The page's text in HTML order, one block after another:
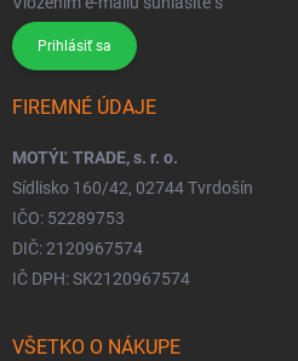
Prihlásiť sa
FIREMNÉ ÚDAJE
MOTÝĽ TRADE, s. r. o.
Sídlisko 160/42, 02744 Tvrdošín
IČO: 52289753
DIČ: 2120967574
IČ DPH: SK2120967574
VŠETKO O NÁKUPE